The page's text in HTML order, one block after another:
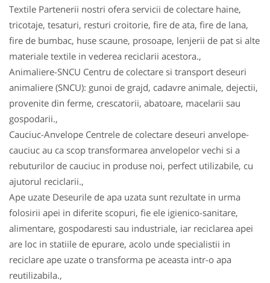
Textile Partenerii nostri ofera servicii de colectare haine,
tricotaje, tesaturi, resturi croitorie, fire de ata, fire de lana,
fire de bumbac, huse scaune, prosoape, lenjerii de pat si alte
materiale textile in vederea reciclarii acestora.,
Animaliere-SNCU Centru de colectare si transport deseuri
animaliere (SNCU): gunoi de grajd, cadavre animale, dejectii,
provenite din ferme, crescatorii, abatoare, macelarii sau
gospodarii.,
Cauciuc-Anvelope Centrele de colectare deseuri anvelope-
cauciuc au ca scop transformarea anvelopelor vechi si a
rebuturilor de cauciuc in produse noi, perfect utilizabile, cu
ajutorul reciclarii.,
Ape uzate Deseurile de apa uzata sunt rezultate in urma
folosirii apei in diferite scopuri, fie ele igienico-sanitare,
alimentare, gospodaresti sau industriale, iar reciclarea apei
are loc in statiile de epurare, acolo unde specialistii in
reciclare ape uzate o transforma pe aceasta intr-o apa
reutilizabila.,